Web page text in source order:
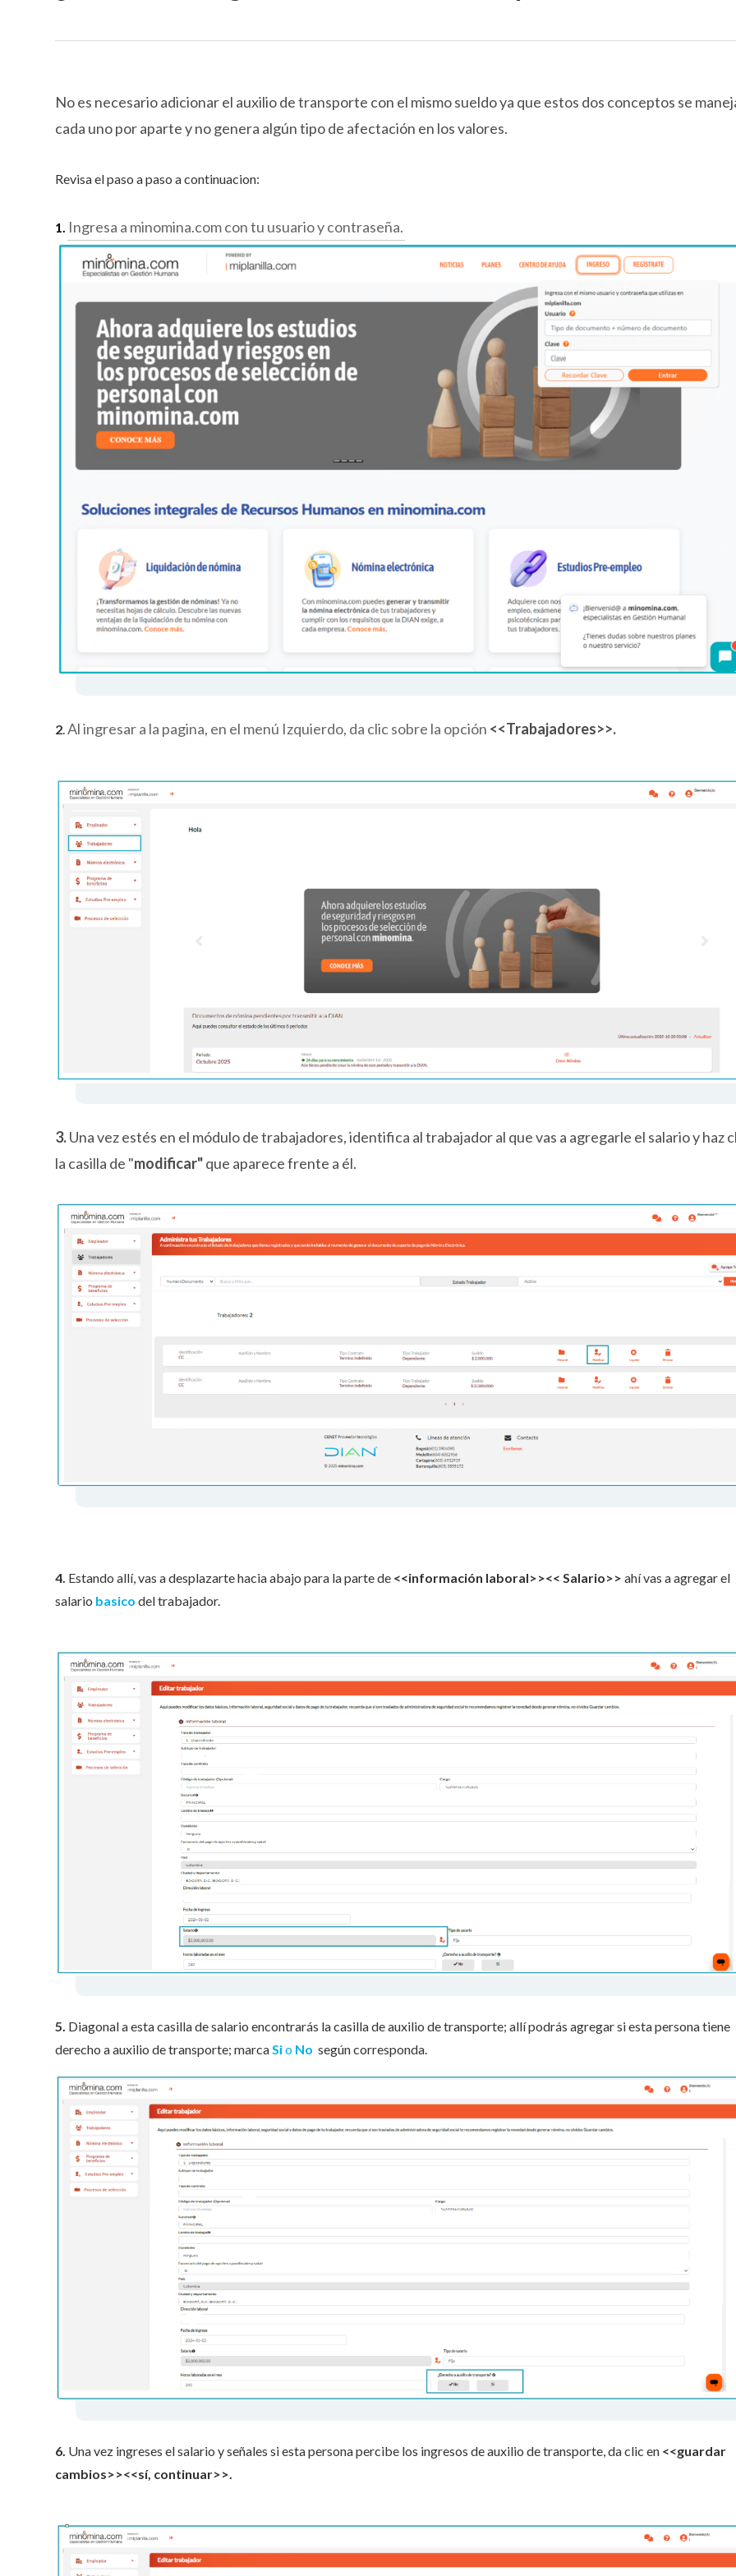
No es necesario adicionar el auxilio de transporte con el mismo sueldo ya que estos dos conceptos se
cada uno por aparte y no genera algún tipo de afectación en los valores.
Revisa el paso a paso a continuacion:
1. Ingresa a minomina.com con tu usuario y contraseña.
2.Al ingresar a la pagina, en el menú Izquierdo, da clic sobre la opción <<Trabajadores>>.
3.Una vez estés en el módulo de trabajadores, identifica al trabajador al que vas a agregarle el salario y haz
la casilla de "modificar"que aparece frente a él.
4. Estando allí, vas a desplazarte hacia abajo para la parte de <<información laboral>><< Salario>> ahí vas a agregar el
salario basico del trabajador.
5. Diagonal a esta casilla de salario encontrarás la casilla de auxilio de transporte; allí podrás agregar si esta persona tiene
derecho a auxilio de transporte; marca Sio No según corresponda.
6. Una vez ingreses el salario y señales si esta persona percibe los ingresos de auxilio de transporte, da clic en <<guardar
cambios>><<sí, continuar>>.